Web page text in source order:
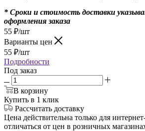
* Сроки и стоимость доставки
оформления заказа
55 ₽/шт
Варианты цен
55 ₽/шт
Подробности
Под заказ
В корзину
Купить в 1 клик
Рассчитать доставку
Цена действительна только для
отличаться от цен в розничных